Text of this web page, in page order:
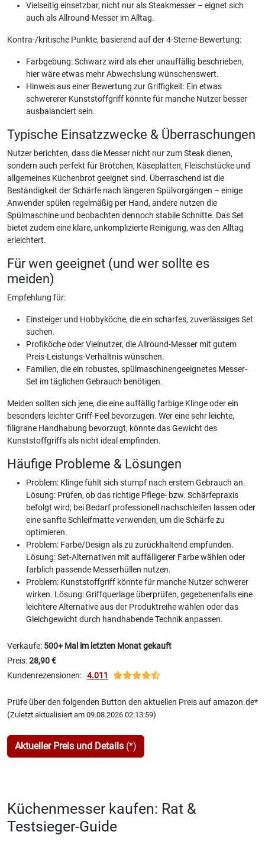
Vielseitig einsetzbar, nicht nur als Steakmesser – eignet sich
auch als Allround-Messer im Alltag.
Kontra-/kritische Punkte, basierend auf der 4-Sterne-Bewertung:
Farbgebung: Schwarz wird als eher unauffällig beschrieben,
hier wäre etwas mehr Abwechslung wünschenswert.
Hinweis aus einer Bewertung zur Griffigkeit: Ein etwas
schwererer Kunststoffgriff könnte für manche Nutzer besser
ausbalanciert sein.
Typische Einsatzzwecke & Überraschungen
Nutzer berichten, dass die Messer nicht nur zum Steak dienen,
sondern auch perfekt für Brötchen, Käseplatten, Fleischstücke und
allgemeines Küchenbrot geeignet sind. Überraschend ist die
Beständigkeit der Schärfe nach längeren Spülvorgängen – einige
Anwender spülen regelmäßig per Hand, andere nutzen die
Spülmaschine und beobachten dennoch stabile Schnitte. Das Set
bietet zudem eine klare, unkomplizierte Reinigung, was den Alltag
erleichtert.
Für wen geeignet (und wer sollte es
meiden)
Empfehlung für:
Einsteiger und Hobbyköche, die ein scharfes, zuverlässiges Set
suchen.
Profiköche oder Vielnutzer, die Allround-Messer mit gutem
Preis-Leistungs-Verhältnis wünschen.
Familien, die ein robustes, spülmaschinengeeignetes Messer-
Set im täglichen Gebrauch benötigen.
Meiden sollten sich jene, die eine auffällig farbige Klinge oder ein
besonders leichter Griff-Feel bevorzugen. Wer eine sehr leichte,
filigrane Handhabung bevorzugt, könnte das Gewicht des
Kunststoffgriffs als nicht ideal empfinden.
Häufige Probleme & Lösungen
Problem: Klinge fühlt sich stumpf nach erstem Gebrauch an.
Lösung: Prüfen, ob das richtige Pflege- bzw. Schärfepraxis
befolgt wird; bei Bedarf professionell nachschleifen lassen oder
eine sanfte Schleifmatte verwenden, um die Schärfe zu
optimieren.
Problem: Farbe/Design als zu zurückhaltend empfunden.
Lösung: Set-Alternativen mit auffälligerer Farbe wählen oder
farblich passende Messerhüllen nutzen.
Problem: Kunststoffgriff könnte für manche Nutzer schwerer
wirken. Lösung: Griffquerlage überprüfen, gegebenenfalls eine
leichtere Alternative aus der Produktreihe wählen oder das
Gleichgewicht durch handhabende Technik anpassen.
Verkäufe: 500+ Mal im letzten Monat gekauft
Preis:28,90 €
Kundenrezensionen: 4.011
Prüfe über den folgenden Button den aktuellen Preis auf amazon.de*
(Zuletzt aktualisiert am 09.08.2026 02:13:59)
Aktueller Preis und Details (*)
Küchenmesser kaufen: Rat &
Testsieger-Guide